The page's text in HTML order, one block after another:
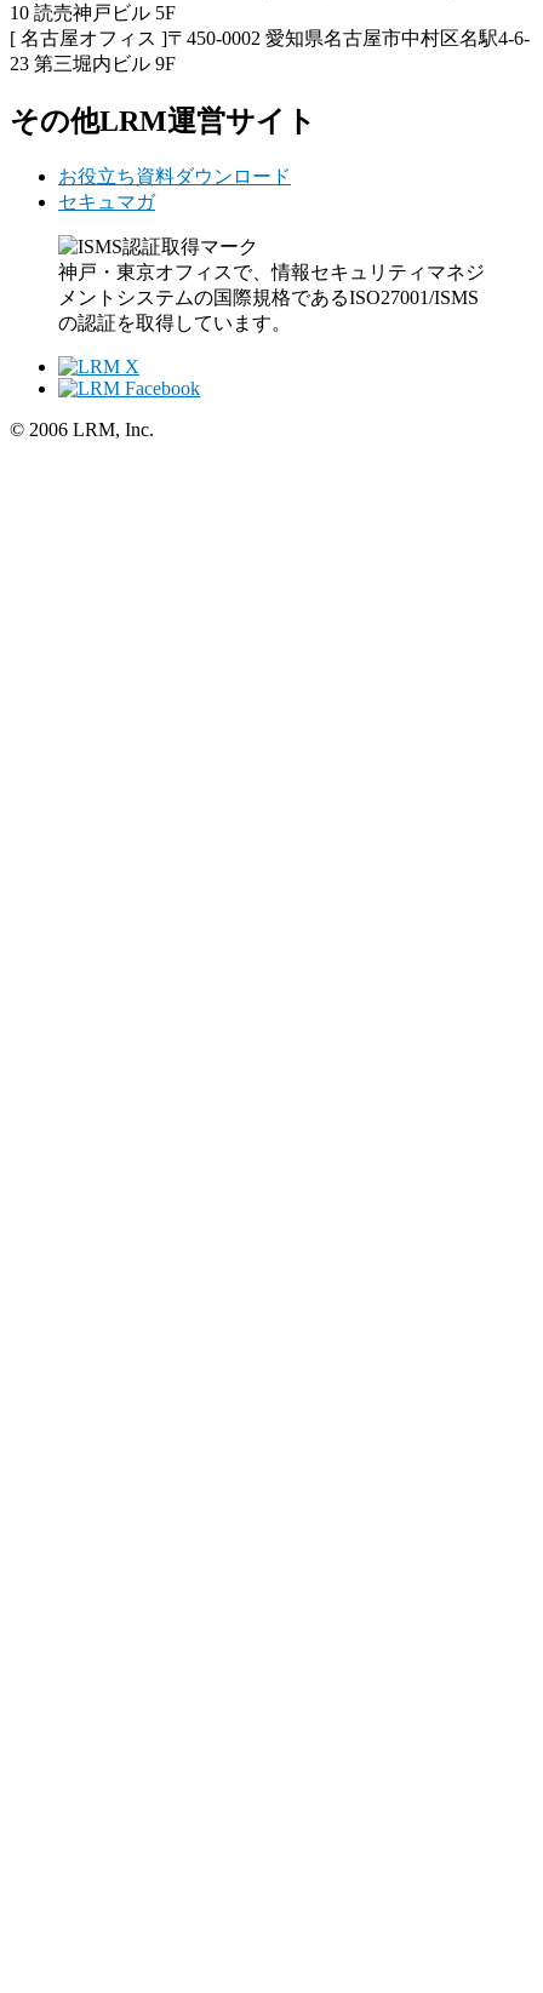
10 読売神戸ビル 5F
[ 名古屋オフィス ]〒450-0002 愛知県名古屋市中村区名駅4-6-
23 第三堀内ビル 9F
その他LRM運営サイト
お役立ち資料ダウンロード
セキュマガ
神戸・東京オフィスで、情報セキュリティマネジ
メントシステムの国際規格であるISO27001/ISMS
の認証を取得しています。
© 2006 LRM, Inc.